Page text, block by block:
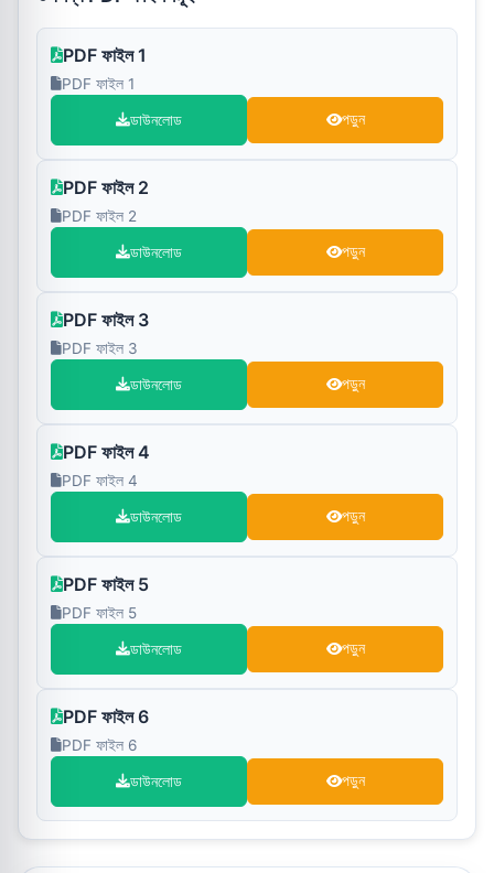
PDF ফাইল 1
PDF ফাইল 1
ডাউনলোড পড়ুন
PDF ফাইল 2
PDF ফাইল 2
ডাউনলোড পড়ুন
PDF ফাইল 3
PDF ফাইল 3
ডাউনলোড পড়ুন
PDF ফাইল 4
PDF ফাইল 4
ডাউনলোড পড়ুন
PDF ফাইল 5
PDF ফাইল 5
ডাউনলোড পড়ুন
PDF ফাইল 6
PDF ফাইল 6
ডাউনলোড পড়ুন